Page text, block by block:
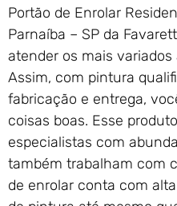
Portão de Enrolar
Parnaíba – SP da
atender os mais
Assim, com pintura
fabricação e entrega,
coisas boas. Esse
especialistas com
também trabalham com
de enrolar conta com